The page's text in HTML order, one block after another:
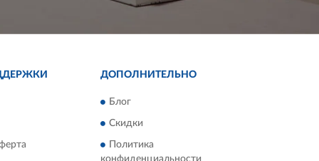
ДОПОЛНИТЕЛЬНО
Блог
Скидки
Политика